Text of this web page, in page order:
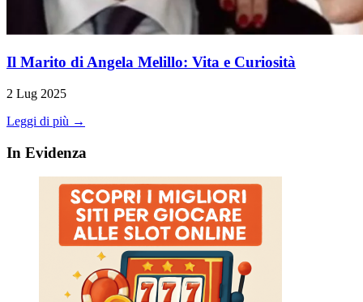
Il Marito di Angela Melillo: Vita e Curiosità
2 Lug 2025
Leggi di più →
In Evidenza